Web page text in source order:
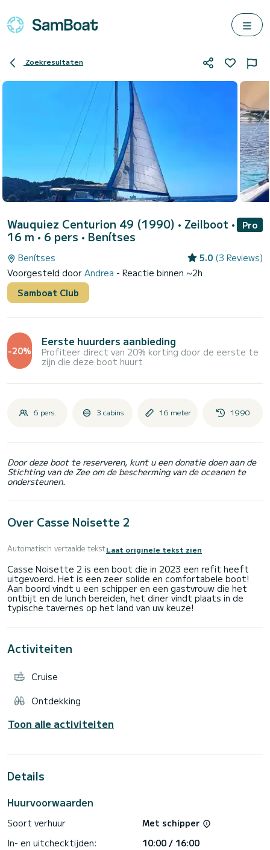
Zoekresultaten
Wauquiez Centurion 49 (1990) • Zeilboot •
16 m • 6 pers • Benítses
Pro
Benítses 5.0 (3 Reviews)
Voorgesteld door Andrea - Reactie binnen ~2h
Samboat Club
-20%
Eerste huurders aanbieding
Profiteer direct van 20% korting door de eerste te
zijn die deze boot huurt
6 pers. 3 cabins 16 meter 1990
Door deze boot te reserveren, kunt u een donatie doen aan de
Stichting van de Zee om de bescherming van de oceanen te
ondersteunen.
Over Casse Noisette 2
Automatisch vertaalde tekstLaat originele tekst zien
Casse Noisette 2 is een boot die in 2023 een refit heeft
uitgevoerd. Het is een zeer solide en comfortabele boot!
Aan boord vindt u een schipper en een gastvrouw die het
ontbijt en de lunch bereiden, het diner vindt plaats in de
Activiteiten
Cruise
Ontdekking
Toon alle activiteiten
Details
Huurvoorwaarden
Soort verhuur
Met schipper
In- en uitchecktijden:
10:00 / 16:00